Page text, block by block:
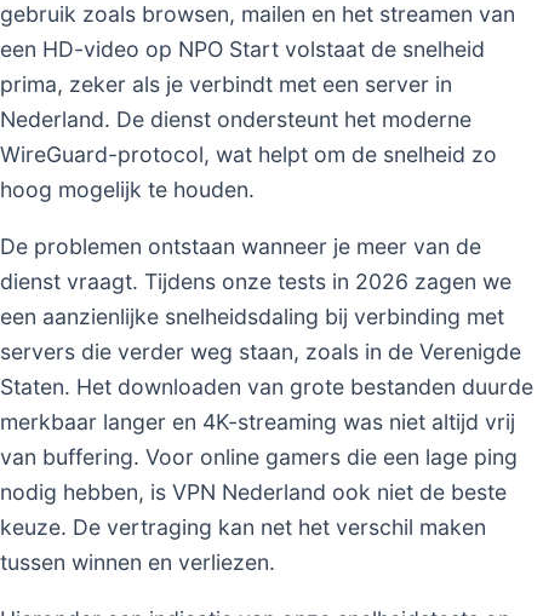
gebruik zoals browsen, mailen en het streamen van
een HD-video op NPO Start volstaat de snelheid
prima, zeker als je verbindt met een server in
Nederland. De dienst ondersteunt het moderne
WireGuard-protocol, wat helpt om de snelheid zo
hoog mogelijk te houden.
De problemen ontstaan wanneer je meer van de
dienst vraagt. Tijdens onze tests in 2026 zagen we
een aanzienlijke snelheidsdaling bij verbinding met
servers die verder weg staan, zoals in de Verenigde
Staten. Het downloaden van grote bestanden duurde
merkbaar langer en 4K-streaming was niet altijd vrij
van buffering. Voor online gamers die een lage ping
nodig hebben, is VPN Nederland ook niet de beste
keuze. De vertraging kan net het verschil maken
tussen winnen en verliezen.